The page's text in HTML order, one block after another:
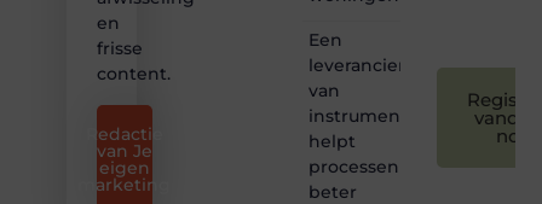
en
frisse
content.
Redactie
van Je
eigen
marketing
Een
leverancier
van
instrumentatie
helpt
processen
beter
nog